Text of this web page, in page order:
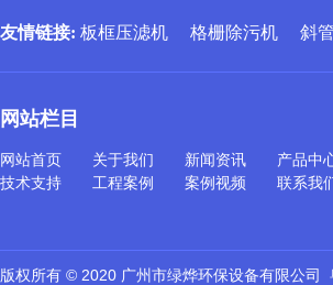
友情链接: 板框压滤机 格栅除污机 斜
网站栏目
网站首页 关于我们 新闻资讯
产品中
技术支持
工程案例 案例视频 联系我
版权所有 © 2020 广州市绿烨环保设备有限公司